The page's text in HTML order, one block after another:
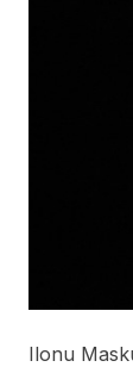
Ilonu